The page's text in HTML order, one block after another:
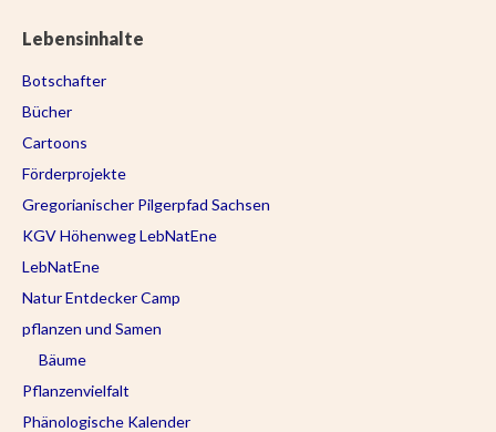
Lebensinhalte
Botschafter
Bücher
Cartoons
Förderprojekte
Gregorianischer Pilgerpfad Sachsen
KGV Höhenweg LebNatEne
LebNatEne
Natur Entdecker Camp
pflanzen und Samen
Bäume
Pflanzenvielfalt
Phänologische Kalender